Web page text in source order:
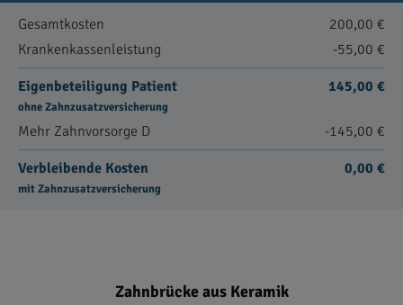
Gesamtkosten
200,00 €
Krankenkassenleistung
-55,00 €
Eigenbeteiligung Patient
ohne Zahnzusatzversicherung
145,00 €
Mehr Zahnvorsorge D -145,00 €
Verbleibende Kosten
mit Zahnzusatzversicherung
0,00 €
Zahnbrücke aus Keramik